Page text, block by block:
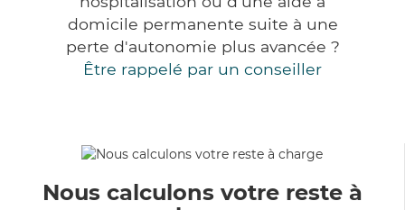
domicile permanente suite à une
perte d'autonomie plus avancée ?
Être rappelé par un conseiller
Nous calculons votre reste à